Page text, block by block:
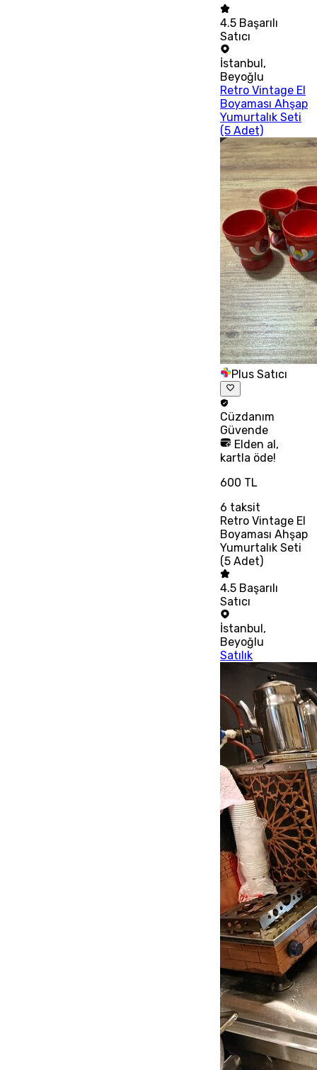
4.5 Başarılı
Satıcı
İstanbul,
Beyoğlu
Retro Vintage El
Boyaması Ahşap
Yumurtalık Seti
(5 Adet)
Plus Satıcı
Cüzdanım
Güvende
Elden al,
kartla öde!
600 TL
6 taksit
Retro Vintage El
Boyaması Ahşap
Yumurtalık Seti
(5 Adet)
4.5 Başarılı
Satıcı
İstanbul,
Beyoğlu
Satılık